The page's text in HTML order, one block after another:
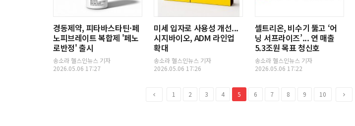
경동제약, 피타바스타틴·페
노피브레이트 복합제 '페노
로반정' 출시
송소라 헬스인뉴스 기자
2026.05.06 17:27
미세 입자로 사용성 개선...
시지바이오, ADM 라인업
확대
송소라 헬스인뉴스 기자
2026.05.06 17:26
셀트리온, 비수기 뚫고 ‘어
닝 서프라이즈’... 연 매출
5.3조원 목표 청신호
송소라 헬스인뉴스 기자
2026.05.06 17:22
1 2 3 4 5 6 7 8 9 10